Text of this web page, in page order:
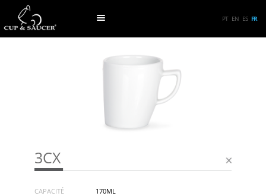
PT EN ES FR
3CX
CAPACITÉ
170ML